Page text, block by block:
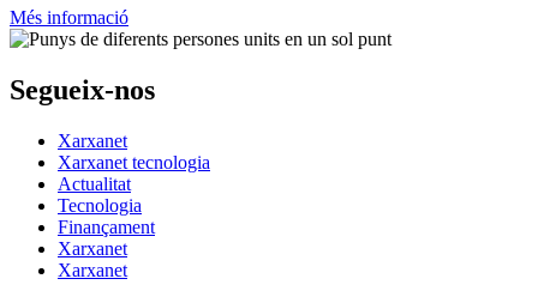
Més informació
Segueix-nos
Xarxanet
Xarxanet tecnologia
Actualitat
Tecnologia
Finançament
Xarxanet
Xarxanet